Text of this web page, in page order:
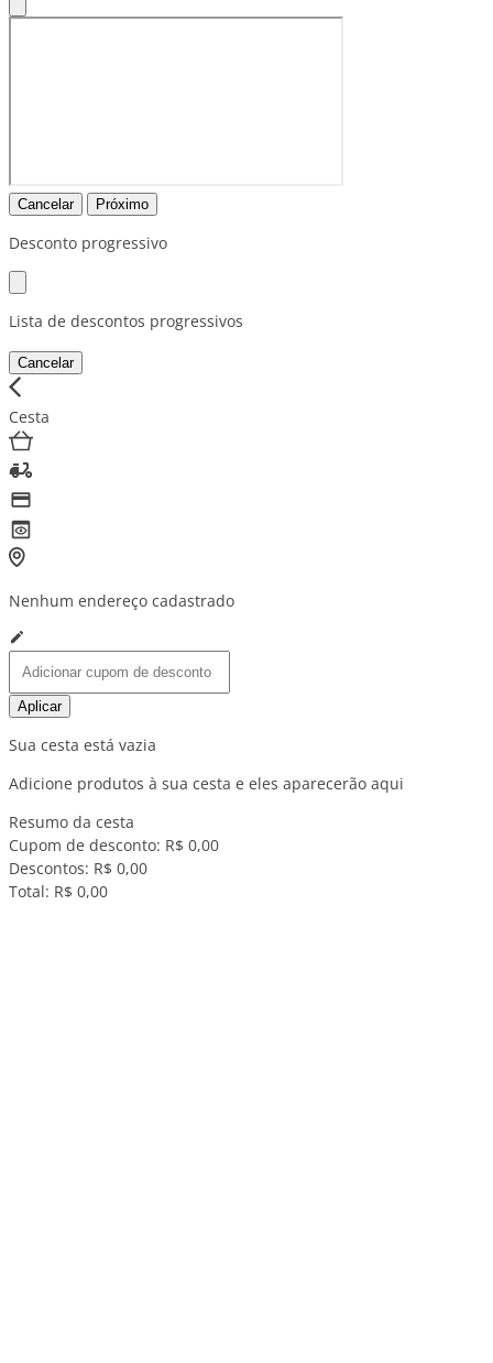
Cancelar Próximo
Desconto progressivo
Lista de descontos progressivos
Cancelar
Cesta
Nenhum endereço cadastrado
Aplicar
Sua cesta está vazia
Adicione produtos à sua cesta e eles aparecerão aqui
Resumo da cesta
Cupom de desconto: R$ 0,00
Descontos: R$ 0,00
Total: R$ 0,00